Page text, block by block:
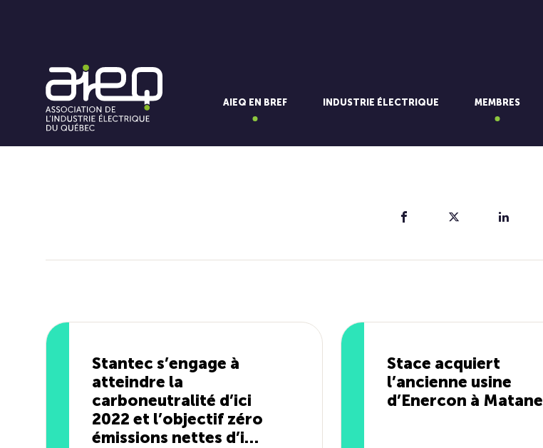
AIEQ EN BREF INDUSTRIE ÉLECTRIQUE MEMBRES
Stantec s’engage à
atteindre la
carboneutralité d’ici
2022 et l’objectif zéro
émissions nettes d’ici
Stace acquiert
l’ancienne usine
d’Enercon à Matane